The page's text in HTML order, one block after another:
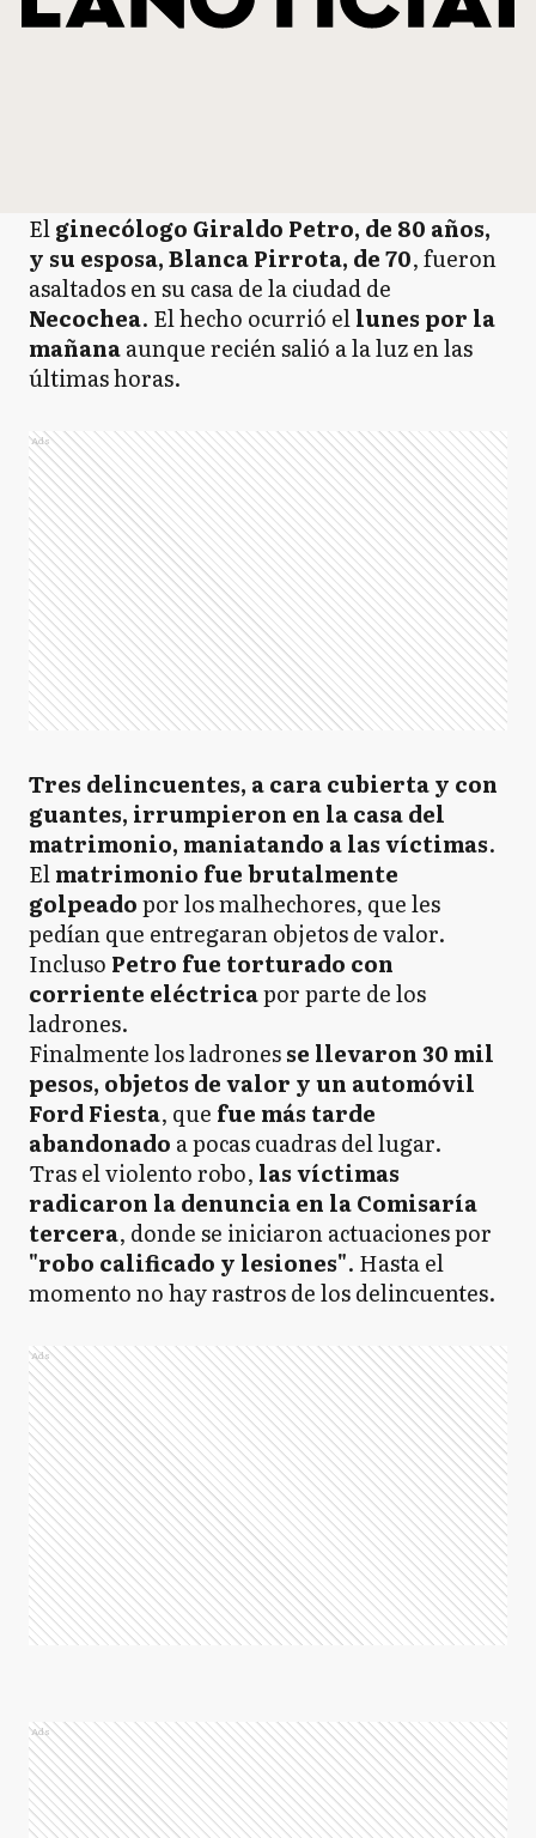
Elginecólogo Giraldo Petro, de 80 años,
y su esposa, Blanca Pirrota, de 70, fueron
asaltados en su casa de la ciudad de
Necochea. El hecho ocurrió ellunes por la
mañanaaunque recién salió a la luz en las
últimas horas.
Ads
Tres delincuentes, a cara cubierta y con
guantes, irrumpieron en la casa del
matrimonio, maniatando a las víctimas.
Elmatrimonio fue brutalmente
golpeadopor los malhechores, que les
pedían que entregaran objetos de valor.
Incluso Petro fue torturado con
corriente eléctricapor parte de los
ladrones.
Finalmente los ladronesse llevaron 30 mil
pesos, objetos de valor y un automóvil
Ford Fiesta, que fue más tarde
abandonado a pocas cuadras del lugar.
Tras el violento robo, las víctimas
radicaron la denuncia en la Comisaría
tercera, donde se iniciaron actuaciones por
"robo calificado y lesiones". Hasta el
momento no hay rastros de los delincuentes.
Ads
Ads